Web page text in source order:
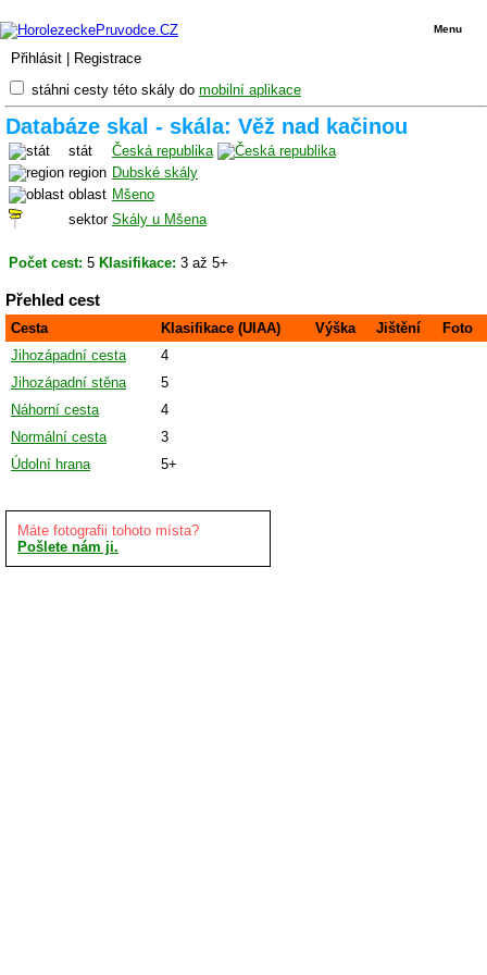
Přihlásit Registrace
Menu
stáhni cesty této skály do mobilní aplikace
Databáze skal - skála: Věž nad kačinou
stát
Česká republika
region Dubské skály
oblast Mšeno
sektor Skály u Mšena
Počet cest: 5 Klasifikace: 3 až 5+
Přehled cest
Cesta Klasifikace (UIAA) Výška Jištění
Foto
Jihozápadní cesta
4
Jihozápadní stěna
5
Náhorní cesta
4
Normální cesta
3
Údolní hrana
5+
Máte fotografii tohoto místa?
Pošlete nám ji.